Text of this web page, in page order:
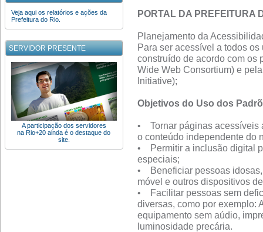
Veja aqui os relatórios e ações da
Prefeitura do Rio.
SERVIDOR PRESENTE
A participação dos servidores
na Rio+20 ainda é o destaque do
site.
PORTAL DA PREFEITURA
Planejamento da
Para ser acessível a todos
construído de acordo com os
Wide Web Consortium) e
Initiative);
Objetivos do Uso dos
• Tornar páginas acessíveis
o conteúdo independente do
• Permitir a inclusão digital
especiais;
• Beneficiar pessoas
móvel e outros dispositivos
• Facilitar pessoas sem
diversas, como por exemplo:
equipamento sem aúdio,
luminosidade precária.